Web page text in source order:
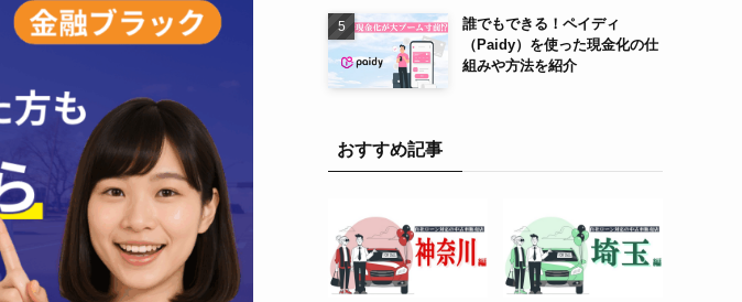
誰でもできる！ペイディ
（Paidy）を使った現金化の仕
組みや方法を紹介
おすすめ記事